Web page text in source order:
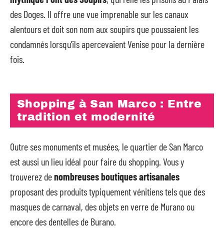
des Doges. Il offre une vue imprenable sur les canaux
alentours et doit son nom aux soupirs que poussaient les
condamnés lorsqu’ils apercevaient Venise pour la dernière
fois.
Shopping à San Marco : Entre
tradition et modernité
Outre ses monuments et musées, le quartier de San Marco
est aussi un lieu idéal pour faire du shopping. Vous y
trouverez denombreuses boutiques artisanales
proposant des produits typiquement vénitiens tels que des
masques de carnaval, des objets en verre de Murano ou
encore des dentelles de Burano.